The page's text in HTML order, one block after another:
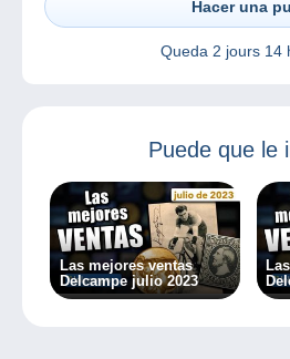
Hacer una
Queda 2 jours 14
Puede que le
Las mejores ventas
Delcampe julio 2023